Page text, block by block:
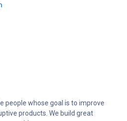
people whose goal is to improve
products. We build great